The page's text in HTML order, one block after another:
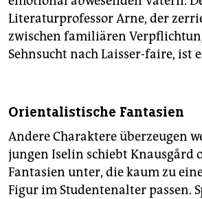
Literaturprofessor Arne, der
zwischen familiären
Sehnsucht nach Laisser-faire, ist
Orientalistische Fantasien
Andere Charaktere überzeugen
jungen Iselin schiebt Knausgård
Fantasien unter, die kaum zu
Figur im Studentenalter passen.